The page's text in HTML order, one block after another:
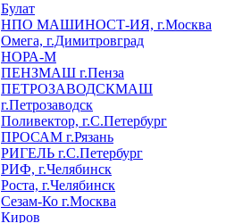
Булат
НПО МАШИНОСТ-ИЯ, г.Москва
Омега, г.Димитровград
НОРА-М
ПЕНЗМАШ г.Пенза
ПЕТРОЗАВОДСКМАШ
г.Петрозаводск
Поливектор, г.С.Петербург
ПРОСАМ г.Рязань
РИГЕЛЬ г.С.Петербург
РИФ, г.Челябинск
Роста, г.Челябинск
Сезам-Ко г.Москва
Киров